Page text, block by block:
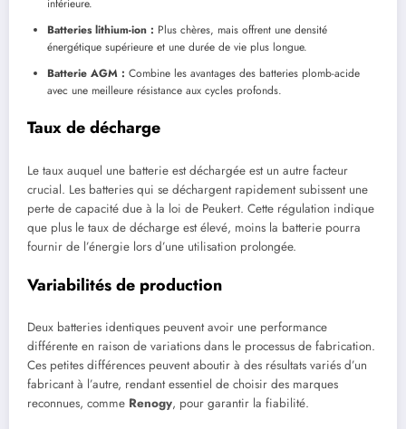
inférieure.
Batteries lithium-ion : Plus chères, mais offrent une densité
énergétique supérieure et une durée de vie plus longue.
Batterie AGM : Combine les avantages des batteries plomb-acide
avec une meilleure résistance aux cycles profonds.
Taux de décharge
Le taux auquel une batterie est déchargée est un autre facteur
crucial. Les batteries qui se déchargent rapidement subissent une
perte de capacité due à la loi de Peukert. Cette régulation indique
que plus le taux de décharge est élevé, moins la batterie pourra
fournir de l’énergie lors d’une utilisation prolongée.
Variabilités de production
Deux batteries identiques peuvent avoir une performance
différente en raison de variations dans le processus de fabrication.
Ces petites différences peuvent aboutir à des résultats variés d’un
fabricant à l’autre, rendant essentiel de choisir des marques
reconnues, comme Renogy, pour garantir la fiabilité.